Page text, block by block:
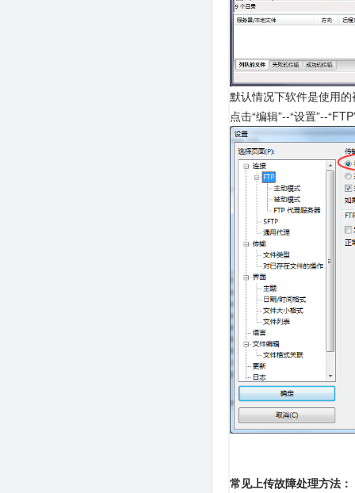
默认情况下软件是使用
点击“编辑”--“设置”--
常见上传故障处理方法：